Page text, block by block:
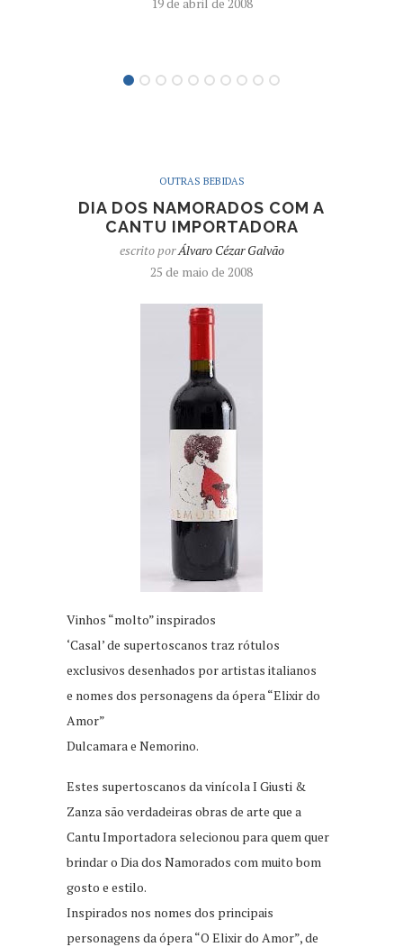
OUTRAS BEBIDAS
DIA DOS NAMORADOS COM A
CANTU IMPORTADORA
escrito porÁlvaro Cézar Galvão
25 de maio de 2008
Vinhos “molto” inspirados
‘Casal’ de supertoscanos traz rótulos
exclusivos desenhados por artistas italianos
e nomes dos personagens da ópera “Elixir do
Amor”
Dulcamara e Nemorino.
Estes supertoscanos da vinícola I Giusti &
Zanza são verdadeiras obras de arte que a
Cantu Importadora selecionou para quem quer
brindar o Dia dos Namorados com muito bom
gosto e estilo.
Inspirados nos nomes dos principais
personagens da ópera “O Elixir do Amor”, de